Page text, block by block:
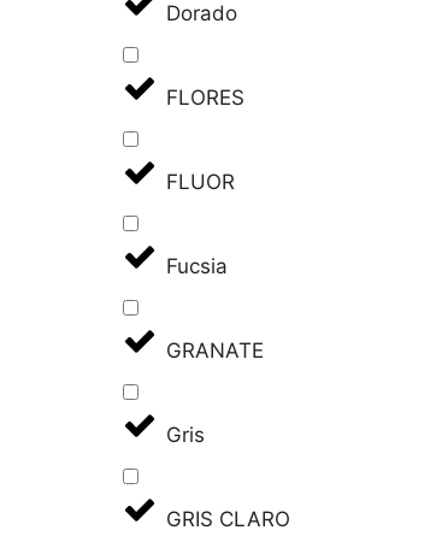
Dorado
FLORES
FLUOR
Fucsia
GRANATE
Gris
GRIS CLARO